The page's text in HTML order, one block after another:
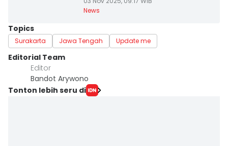
News
Topics
Surakarta Jawa Tengah Update me
Editorial Team
Editor
Bandot Arywono
Tonton lebih seru di